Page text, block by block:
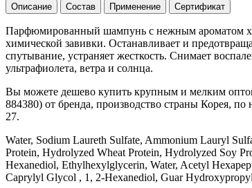
Описание Состав Применение Сертификат
Парфюмированный шампунь с нежным ароматом
химической завивки. Останавливает и
спутывание, устраняет жесткость. Снимает
ультрафиолета, ветра и солнца.
Вы можете дешево купить крупным и мелким
884380) от бренда, производство страны Корея,
27.
Water, Sodium Laureth Sulfate, Ammonium Lauryl
Protein, Hydrolyzed Wheat Protein, Hydrolyzed Soy
Hexanediol, Ethylhexylglycerin, Water, Acetyl
Caprylyl Glycol , 1, 2-Hexanediol, Guar